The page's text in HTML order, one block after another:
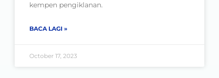
kempen pengiklanan.
BACA LAGI »
October 17, 2023